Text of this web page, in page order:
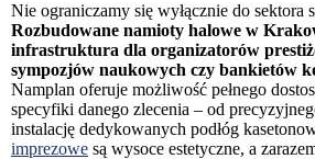
Nie ograniczamy się wyłącznie do sektora
Rozbudowane namioty halowe w
infrastruktura dla organizatorów
sympozjów naukowych czy bankietów
Namplan oferuje możliwość pełnego
specyfiki danego zlecenia – od
instalację dedykowanych podłóg
imprezowe są wysoce estetyczne, a